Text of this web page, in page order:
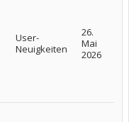
User-
Neuigkeiten
26.
Mai
2026